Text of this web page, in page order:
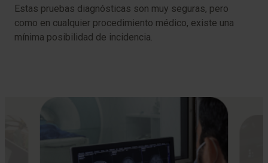
Estas pruebas diagnósticas son muy seguras, pero
como en cualquier procedimiento médico, existe una
mínima posibilidad de incidencia.